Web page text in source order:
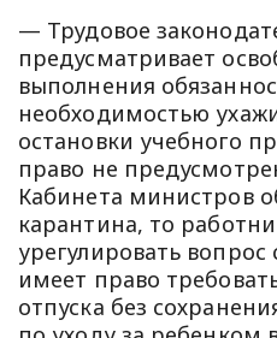
— Трудовое
предусматривает
выполнения
необходимостью
остановки учебного
право не
Кабинета министров
карантина, то
урегулировать
имеет право
отпуска без